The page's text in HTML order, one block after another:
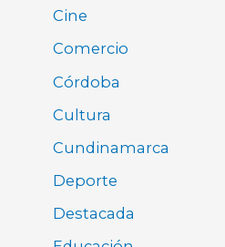
Cine
Comercio
Córdoba
Cultura
Cundinamarca
Deporte
Destacada